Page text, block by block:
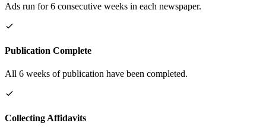
Ads run for 6 consecutive weeks in each newspaper.
Publication Complete
All 6 weeks of publication have been completed.
Collecting Affidavits